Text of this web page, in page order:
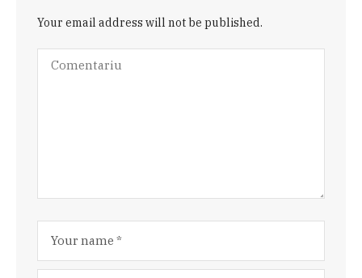
Your email address will not be published.